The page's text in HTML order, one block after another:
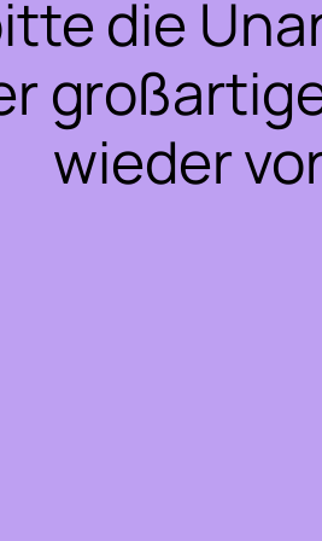
die
wieder